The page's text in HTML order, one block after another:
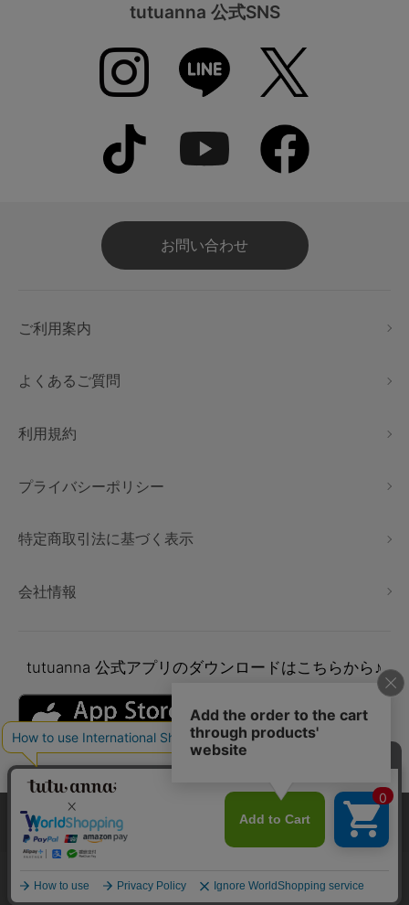
tutuanna 公式SNS
お問い合わせ
ご利用案内
よくあるご質問
利用規約
プライバシーポリシー
特定商取引法に基づく表示
会社情報
tutuanna 公式アプリのダウンロードはこちらから♪
本サイトでは、より快適にご利用いただけるようCookieを利用し
ています。詳細については
プライバシポリシー
をご確認くださ
い。
承諾する